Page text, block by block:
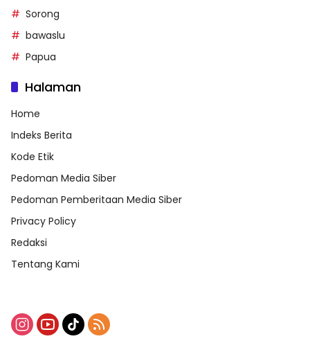
Sorong
bawaslu
Papua
Halaman
Home
Indeks Berita
Kode Etik
Pedoman Media Siber
Pedoman Pemberitaan Media Siber
Privacy Policy
Redaksi
Tentang Kami